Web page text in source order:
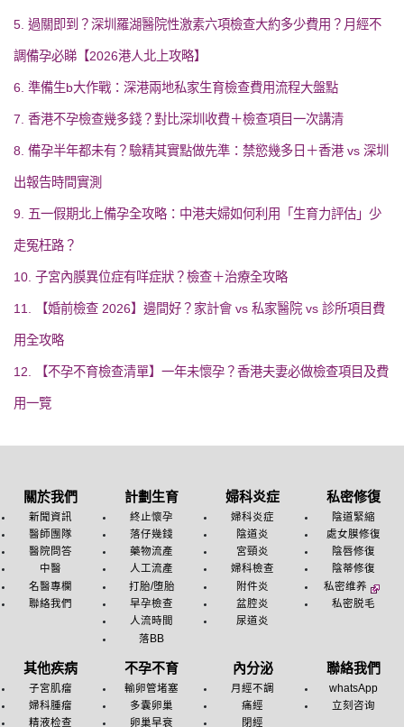
5. 過關即到？深圳羅湖醫院性激素六項檢查大約多少費用？月經不
調備孕必睇【2026港人北上攻略】
6. 準備生b大作戰：深港兩地私家生育檢查費用流程大盤點
7. 香港不孕檢查幾多錢？對比深圳收費＋檢查項目一次講清
8. 備孕半年都未有？驗精其實點做先準：禁慾幾多日＋香港 vs 深圳
出報告時間實測
9. 五一假期北上備孕全攻略：中港夫婦如何利用「生育力評估」少
走冤枉路？
10. 子宮內膜異位症有咩症狀？檢查＋治療全攻略
11. 【婚前檢查 2026】邊間好？家計會 vs 私家醫院 vs 診所項目費
用全攻略
12. 【不孕不育檢查清單】一年未懷孕？香港夫妻必做檢查項目及費
用一覽
關於我們
新聞資訊
醫師團隊
醫院問答
中醫
名醫專欄
聯絡我們
計劃生育
終止懷孕
落仔幾錢
藥物流產
人工流產
打胎/堕胎
早孕檢查
人流時間
落BB
婦科炎症
婦科炎症
陰道炎
宮頸炎
婦科檢查
附件炎
盆腔炎
尿道炎
私密修復
陰道緊縮
處女膜修復
陰唇修復
陰蒂修復
私密维养
私密脱毛
其他疾病
子宮肌瘤
婦科腫瘤
精液检查
不孕不育
輸卵管堵塞
多囊卵巢
卵巢早衰
內分泌
月經不調
痛經
閉經
聯絡我們
whatsApp
立刻咨询